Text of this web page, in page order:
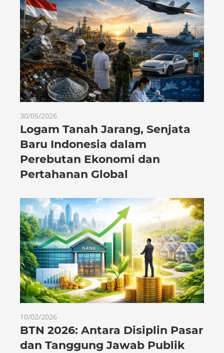
30/05/2026
Logam Tanah Jarang, Senjata
Baru Indonesia dalam
Perebutan Ekonomi dan
Pertahanan Global
10/02/2026
BTN 2026: Antara Disiplin Pasar
dan Tanggung Jawab Publik